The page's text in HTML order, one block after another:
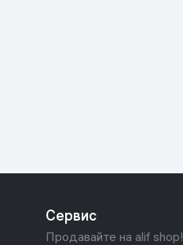
Сервис
Продавайте на alif shop!